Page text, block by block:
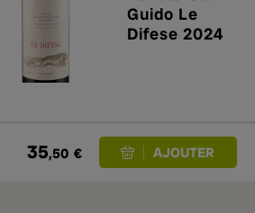
Guido Le
Difese 2024
35,50 €